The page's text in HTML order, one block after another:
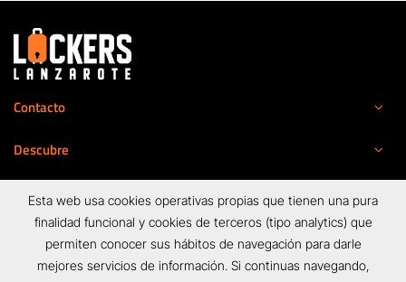
Contacto
Descubre
Legal
Esta web usa cookies operativas propias que tienen una pura
finalidad funcional y cookies de terceros (tipo analytics) que
permiten conocer sus hábitos de navegación para darle
mejores servicios de información. Si continuas navegando,